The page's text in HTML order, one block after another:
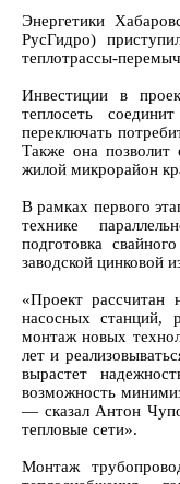
Энергетики
РусГидро)
теплотрассы-
Инвестиции в
теплосеть
переключать
Также она позволит
жилой микрорайон
В рамках первого
технике
подготовка
заводской цинковой
«Проект рассчитан
насосных станций,
монтаж новых
лет и
вырастет
возможность
— сказал Антон
тепловые сети».
Монтаж